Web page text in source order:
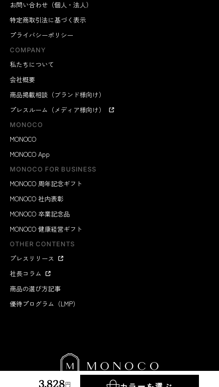
円
お問い合わせ（個人・法人）
特定商取引法に基づく表示
プライバシーポリシー
COMPANY
私たちについて
会社概要
商品掲載相談（ブランド様向け）
プレスルーム（メディア様向け）
MONOCO
MONOCO
MONOCO App
MONOCO FOR BUSINESS
MONOCO 周年記念ギフト
MONOCO 社内表彰
MONOCO 卒業記念品
MONOCO 健康経営ギフト
OTHER CONTENTS
プレスリリース
社長コラム
商品の選び方記事
優待プログラム（LMP）